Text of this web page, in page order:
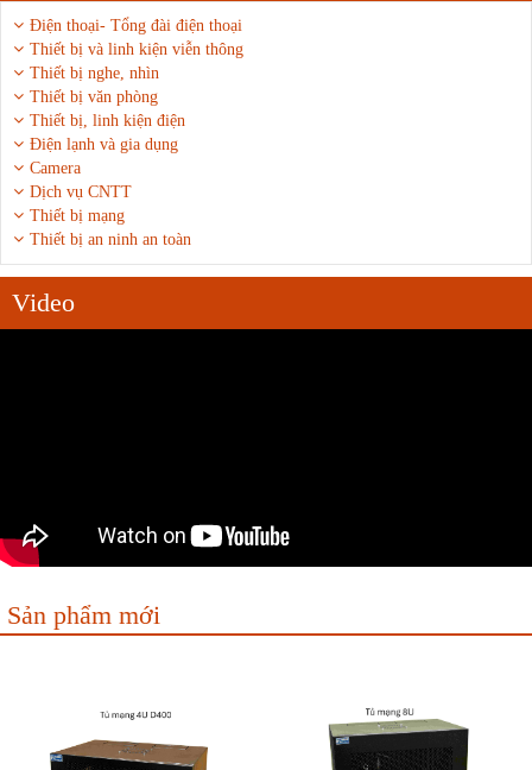
Điện thoại- Tổng đài điện thoại
Thiết bị và linh kiện viễn thông
Thiết bị nghe, nhìn
Thiết bị văn phòng
Thiết bị, linh kiện điện
Điện lạnh và gia dụng
Camera
Dịch vụ CNTT
Thiết bị mạng
Thiết bị an ninh an toàn
Video
Sản phẩm mới